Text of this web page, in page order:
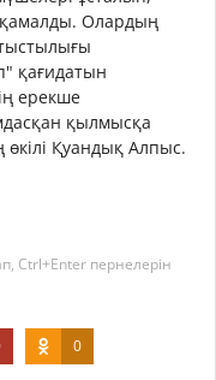
Олардың
қағидатын
ерекше
қылмысқа
өкілі Қуандық Алпыс.
Ctrl+Enter пернелерін
0